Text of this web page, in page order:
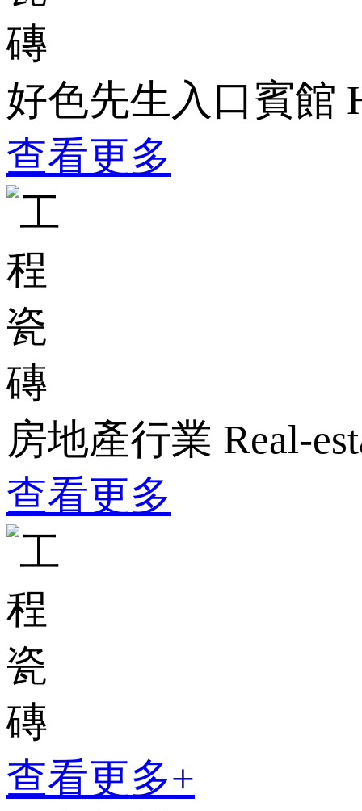
好色先生入口賓館
查看更多
房地產行業 Real-
查看更多
查看更多+